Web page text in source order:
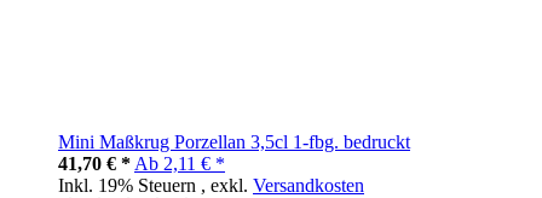
Mini Maßkrug Porzellan 3,5cl 1-fbg. bedruckt
41,70 € * Ab 2,11 € *
Inkl. 19% Steuern , exkl. Versandkosten